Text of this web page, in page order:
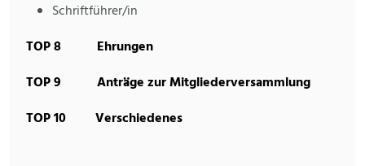
Schriftführer/in
TOP8 Ehrungen
TOP9 AnträgezurMitgliederversammlung
TOP10 Verschiedenes